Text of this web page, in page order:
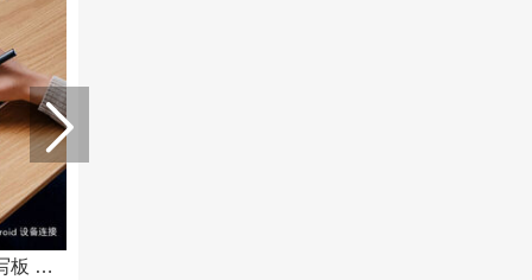
Wacom和冠数位板 手绘板 手写板 写字板 绘画板 绘图板 电子绘板 电脑绘图板 无线蓝牙 CTC4110WLWOF